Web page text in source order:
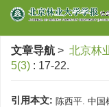
文章导航 > 北京林
5(3) : 17-22.
引用本文: 陈西平. 中国